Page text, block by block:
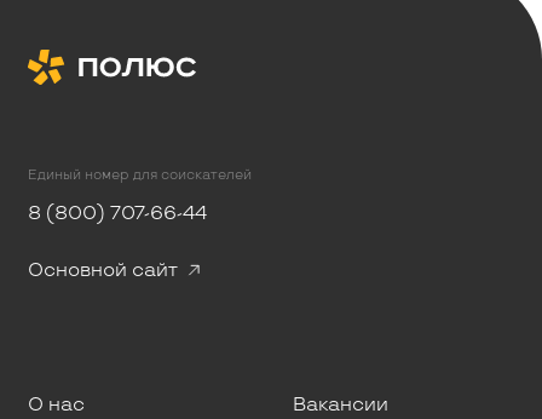
Единый номер для соискателей
8 (800) 707-66-44
Основной сайт
О нас Вакансии